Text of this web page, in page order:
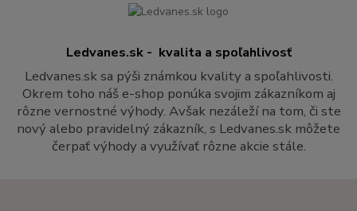
Ledvanes.sk - kvalita a spoľahlivosť
Ledvanes.sk sa pýši známkou kvality a spoľahlivosti.
Okrem toho náš e-shop ponúka svojim zákazníkom aj
rôzne vernostné výhody. Avšak nezáleží na tom, či ste
nový alebo pravidelný zákazník, s Ledvanes.sk môžete
čerpať výhody a využívať rôzne akcie stále.